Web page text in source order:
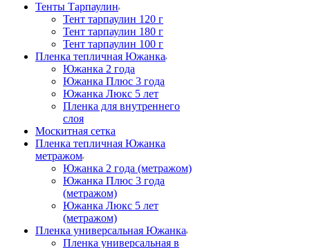
Тенты Тарпаулин
Тент тарпаулин 120 г
Тент тарпаулин 180 г
Тент тарпаулин 100 г
Пленка тепличная Южанка
Южанка 2 года
Южанка Плюс 3 года
Южанка Люкс 5 лет
Пленка для внутреннего
слоя
Москитная сетка
Пленка тепличная Южанка
метражом
Южанка 2 года (метражом)
Южанка Плюс 3 года
(метражом)
Южанка Люкс 5 лет
(метражом)
Пленка универсальная Южанка
Пленка универсальная в